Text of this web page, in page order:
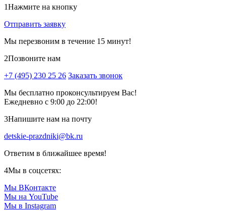
1Нажмите на кнопку
Отправить заявку
Мы перезвоним в течение 15 минут!
2Позвоните нам
+7 (495) 230 25 26 Заказать звонок
Мы бесплатно проконсультируем Вас!
Ежедневно с 9:00 до 22:00!
3Напишите нам на почту
detskie-prazdniki@bk.ru
Ответим в ближайшее время!
4Мы в соцсетях:
Мы ВКонтакте
Мы на YouTube
Мы в Instagram